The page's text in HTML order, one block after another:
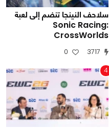
سلاحف النينجا تنضم إلى لعبة
Sonic Racing:
CrossWorlds
3717
0
4